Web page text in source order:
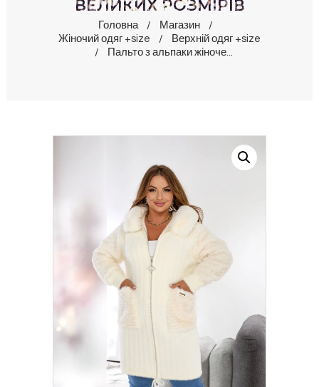
ВЕЛИКИХ РОЗМІРІВ
Головна
Магазин
Жіночий одяг +size
Верхній одяг +size
Пальто з альпаки жіноче...
КОНТАКТИ
КАБІНЕТ